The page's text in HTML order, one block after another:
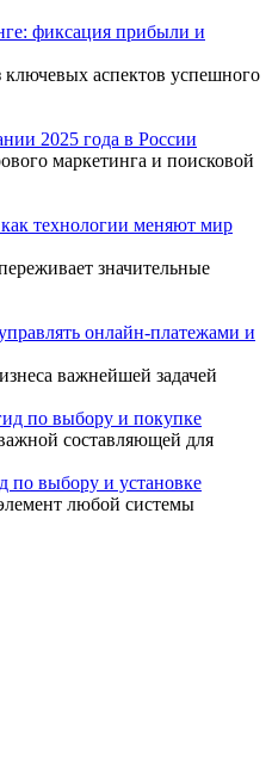
фиксация прибыли и
аспектов успешного
2025 года в России
маркетинга и поисковой
технологии меняют мир
значительные
онлайн-платежами и
важнейшей задачей
по выбору и покупке
составляющей для
выбору и установке
любой системы